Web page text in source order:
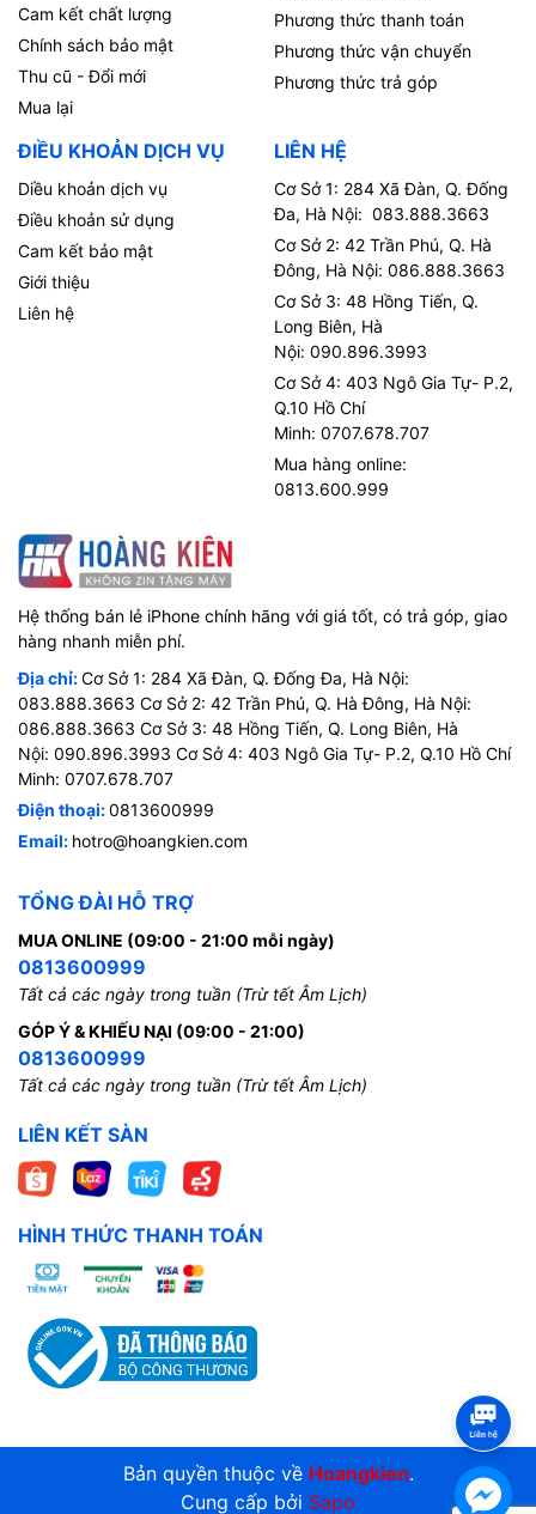
Cam kết chất lượng
Chính sách bảo mật
Thu cũ - Đổi mới
Mua lại
Phương thức thanh toán
Phương thức vận chuyển
Phương thức trả góp
ĐIỀU KHOẢN DỊCH VỤ
Diều khoản dịch vụ
Điều khoản sử dụng
Cam kết bảo mật
Giới thiệu
Liên hệ
LIÊN HỆ
Cơ Sở 1: 284 Xã Đàn, Q. Đống
Đa, Hà Nội: 083.888.3663
Cơ Sở 2: 42 Trần Phú, Q. Hà
Đông, Hà Nội: 086.888.3663
Cơ Sở 3: 48 Hồng Tiến, Q.
Long Biên, Hà
Nội: 090.896.3993
Cơ Sở 4: 403 Ngô Gia Tự- P.2,
Q.10 Hồ Chí
Minh: 0707.678.707
Mua hàng online:
0813.600.999
Hệ thống bán lẻ iPhone chính hãng với giá tốt, có trả góp, giao
hàng nhanh miễn phí.
Địa chỉ:Cơ Sở 1: 284 Xã Đàn, Q. Đống Đa, Hà Nội:
083.888.3663 Cơ Sở 2: 42 Trần Phú, Q. Hà Đông, Hà Nội:
086.888.3663 Cơ Sở 3: 48 Hồng Tiến, Q. Long Biên, Hà
Nội: 090.896.3993 Cơ Sở 4: 403 Ngô Gia Tự- P.2, Q.10 Hồ Chí
Minh: 0707.678.707
Điện thoại:0813600999
Email: hotro@hoangkien.com
TỔNG ĐÀI HỖ TRỢ
MUA ONLINE (09:00 - 21:00 mỗi ngày)
0813600999
Tất cả các ngày trong tuần (Trừ tết Âm Lịch)
GÓP Ý & KHIẾU NẠI (09:00 - 21:00)
0813600999
Tất cả các ngày trong tuần (Trừ tết Âm Lịch)
LIÊN KẾT SÀN
HÌNH THỨC THANH TOÁN
Bản quyền thuộc về Hoangkien.
Cung cấp bởi Sapo